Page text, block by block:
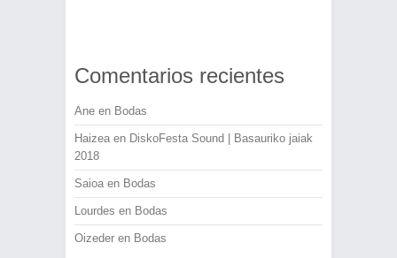
Comentarios recientes
Ane en Bodas
Haizea en DiskoFesta Sound | Basauriko jaiak
2018
Saioa en Bodas
Lourdes en Bodas
Oizeder en Bodas